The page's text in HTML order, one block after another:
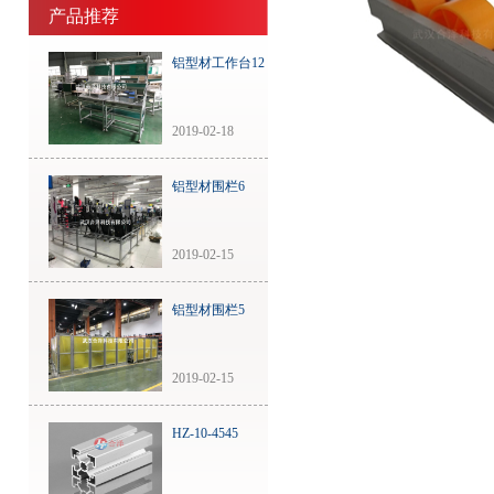
产品推荐
铝型材工作台12
2019-02-18
铝型材围栏6
2019-02-15
铝型材围栏5
2019-02-15
HZ-10-4545